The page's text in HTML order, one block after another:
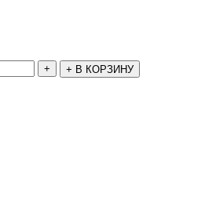
+ + В КОРЗИНУ